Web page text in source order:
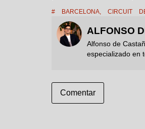
# BARCELONA, CIRCUIT
ALFONSO
Alfonso de
especializado en
Comentar